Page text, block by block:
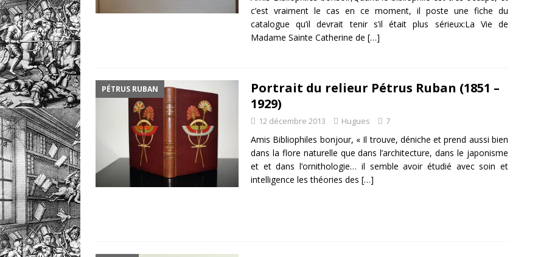
c’est vraiment le cas en ce moment, il poste une fiche du
catalogue qu’il devrait tenir s’il était plus sérieux:La Vie de
Madame Sainte Catherine de […]
PÉTRUS RUBAN
Portrait du relieur Pétrus Ruban (1851 –
1929)
12 décembre 2013 Hugues 7
Amis Bibliophiles bonjour, « Il trouve, déniche et prend aussi bien
dans la flore naturelle que dans l’architecture, dans le japonisme
et et dans l’ornithologie… il semble avoir étudié avec soin et
intelligence les théories des […]